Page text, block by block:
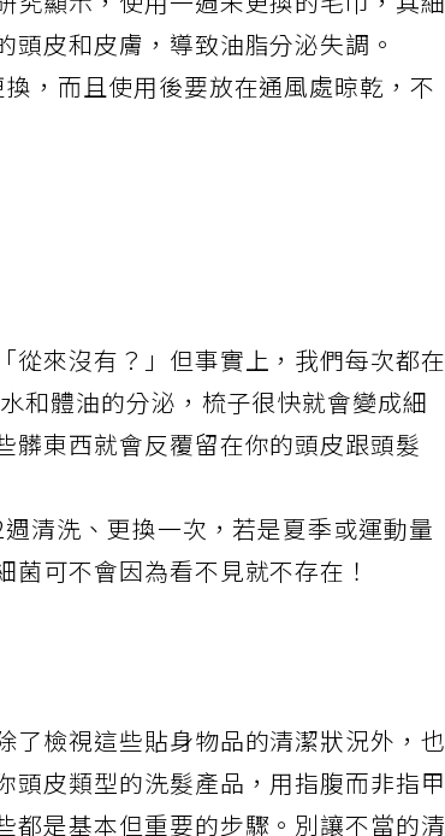
顯示，使用一週未更換的毛巾，其細
皮和皮膚，導致油脂分泌失調。
，而且使用後要放在通風處晾乾，不
從來沒有？」但事實上，我們每次都在
和體油的分泌，梳子很快就會變成細
髒東西就會反覆留在你的頭皮跟頭髮
清洗、更換一次，若是夏季或運動量
可不會因為看不見就不存在！
檢視這些貼身物品的清潔狀況外，也
皮類型的洗髮產品，用指腹而非指甲